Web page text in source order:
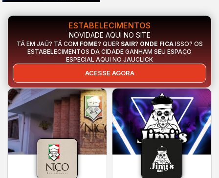
ESTABELECIMENTOS
NOVIDADE AQUI NO SITE
TÁ EM JAÚ? TÁ COM FOME? QUER SAIR? ONDE FICAISSO? OS
ESTABELECIMENTOS DA CIDADE GANHAM SEU ESPAÇO
ESPECIAL AQUI NO JAUCLICK
ACESSE AGORA